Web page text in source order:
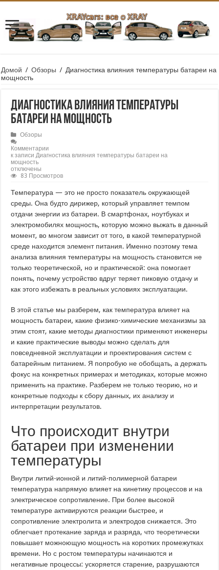
Домой / Обзоры / Диагностика влияния температуры батареи на
мощность
Диагностика влияния температуры
батареи на мощность
Обзоры
Комментарии
к записи Диагностика влияния температуры батареи на
мощность
отключены
83 Просмотров
Температура — это не просто показатель окружающей
среды. Она будто дирижер, который управляет темпом
отдачи энергии из батареи. В смартфонах, ноутбуках и
электромобилях мощность, которую можно выжать в данный
момент, во многом зависит от того, в какой температурной
среде находится элемент питания. Именно поэтому тема
анализа влияния температуры на мощность становится не
только теоретической, но и практической: она помогает
понять, почему устройство вдруг теряет пиковую отдачу и
как этого избежать в реальных условиях эксплуатации.
В этой статье мы разберем, как температура влияет на
мощность батареи, какие физико-химические механизмы за
этим стоят, какие методы диагностики применяют инженеры
и какие практические выводы можно сделать для
повседневной эксплуатации и проектирования систем с
батарейным питанием. Я попробую не обобщать, а держать
фокус на конкретных примерах и методиках, которые можно
применить на практике. Разберем не только теорию, но и
конкретные подходы к сбору данных, их анализу и
интерпретации результатов.
Что происходит внутри
батареи при изменении
температуры
Внутри литий-ионной и литий-полимерной батареи
температура напрямую влияет на кинетику процессов и на
электрическое сопротивление. При более высокой
температуре активируются реакции быстрее, и
сопротивление электролита и электродов снижается. Это
облегчает протекание заряда и разряда, что теоретически
повышает можноющую мощность на коротких промежутках
времени. Но с ростом температуры начинаются и
негативные процессы: ускоряется старение, разрушаются